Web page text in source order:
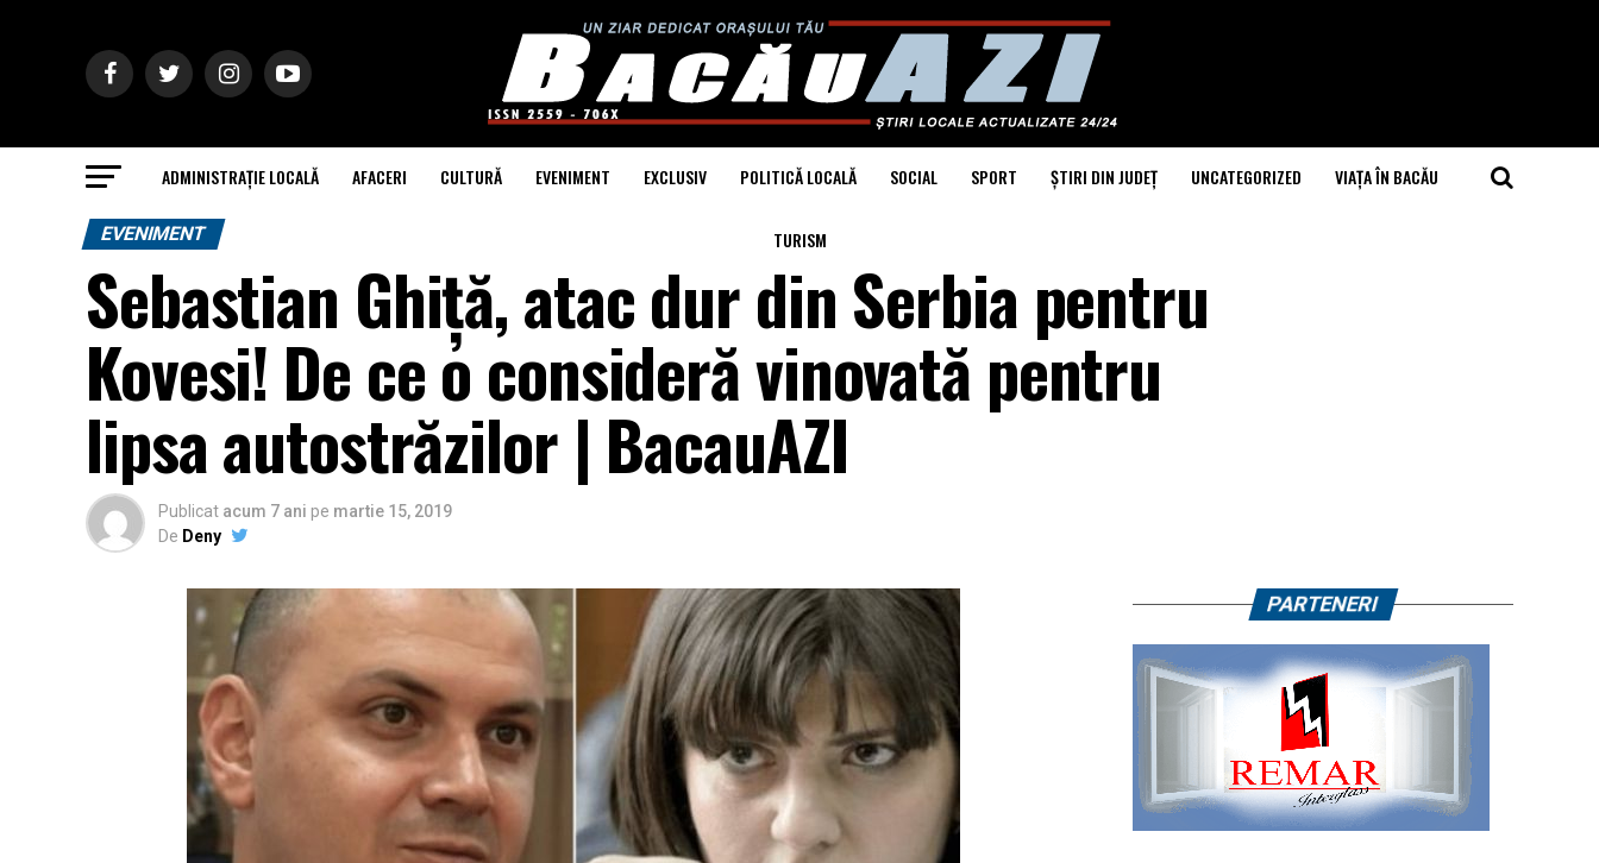
ADMINISTRAȚIE LOCALĂ AFACERI CULTURĂ EVENIMENT EXCLUSIV POLITICĂ LOCALĂ SOCIAL SPORT ȘTIRI DIN JUDEȚ UNCATEGORIZED VIAȚA ÎN BACĂU
TURISM
EVENIMENT
Sebastian Ghiță, atac dur din Serbia pentru
Kovesi! De ce o consideră vinovată pentru
lipsa autostrăzilor | BacauAZI
Publicat acum 7 ani pe martie 15, 2019
De Deny
PARTENERI